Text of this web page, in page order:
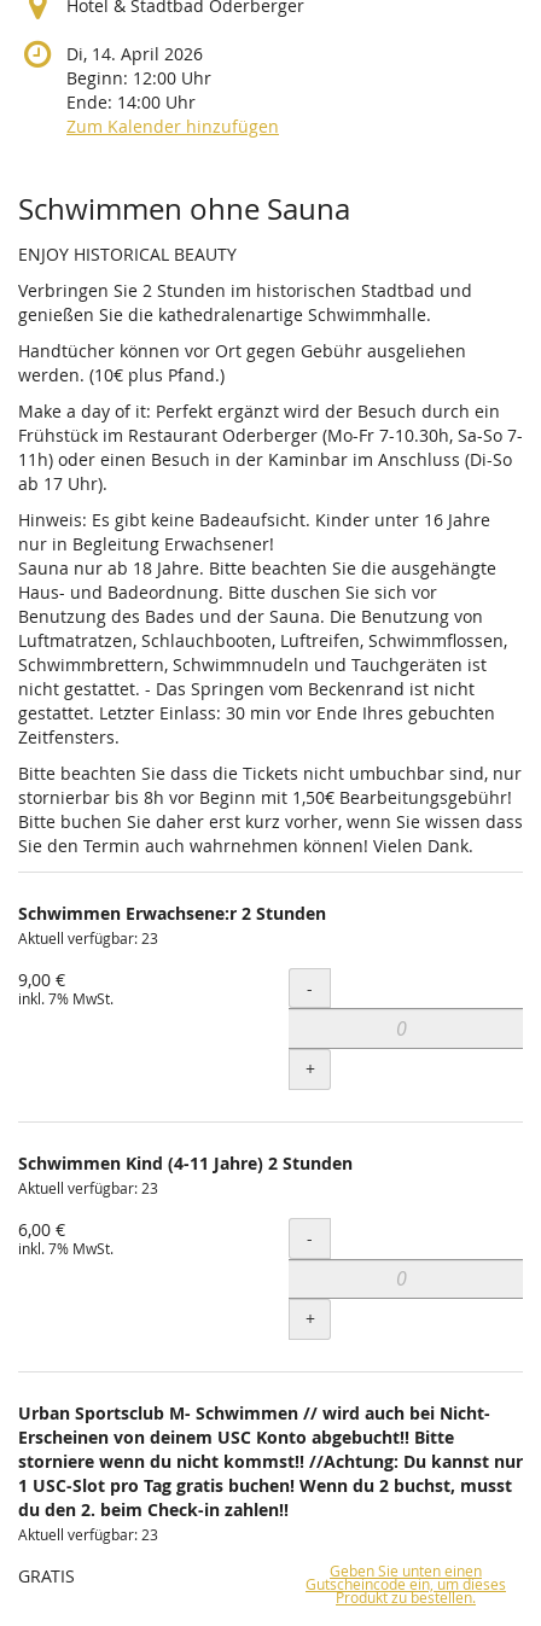
Hotel & Stadtbad Oderberger
Di, 14. April 2026
Beginn: 12:00 Uhr
Ende: 14:00 Uhr
Zum Kalender hinzufügen
Produkte
Schwimmen ohne Sauna
ENJOY HISTORICAL BEAUTY
Verbringen Sie 2 Stunden im historischen Stadtbad und
genießen Sie die kathedralenartige Schwimmhalle.
Handtücher können vor Ort gegen Gebühr ausgeliehen
werden. (10€ plus Pfand.)
Make a day of it: Perfekt ergänzt wird der Besuch durch ein
Frühstück im Restaurant Oderberger (Mo-Fr 7-10.30h, Sa-So 7-
11h) oder einen Besuch in der Kaminbar im Anschluss (Di-So
ab 17 Uhr).
Hinweis: Es gibt keine Badeaufsicht. Kinder unter 16 Jahre
nur in Begleitung Erwachsener!
Sauna nur ab 18 Jahre. Bitte beachten Sie die ausgehängte
Haus- und Badeordnung. Bitte duschen Sie sich vor
Benutzung des Bades und der Sauna. Die Benutzung von
Luftmatratzen, Schlauchbooten, Luftreifen, Schwimmflossen,
Schwimmbrettern, Schwimmnudeln und Tauchgeräten ist
nicht gestattet. - Das Springen vom Beckenrand ist nicht
gestattet. Letzter Einlass: 30 min vor Ende Ihres gebuchten
Zeitfensters.
Bitte beachten Sie dass die Tickets nicht umbuchbar sind, nur
stornierbar bis 8h vor Beginn mit 1,50€ Bearbeitungsgebühr!
Bitte buchen Sie daher erst kurz vorher, wenn Sie wissen dass
Sie den Termin auch wahrnehmen können! Vielen Dank.
Schwimmen Erwachsene:r 2 Stunden
Aktuell verfügbar: 23
9,00 €
inkl. 7% MwSt. Menge
-
+
Schwimmen Kind (4-11 Jahre) 2 Stunden
Aktuell verfügbar: 23
6,00 €
inkl. 7% MwSt. Menge
-
+
Urban Sportsclub M- Schwimmen // wird auch bei Nicht-
Erscheinen von deinem USC Konto abgebucht!! Bitte
storniere wenn du nicht kommst!! //Achtung: Du kannst nur
1 USC-Slot pro Tag gratis buchen! Wenn du 2 buchst, musst
du den 2. beim Check-in zahlen!!
Aktuell verfügbar: 23
GRATIS Geben Sie unten einen
Gutscheincode ein, um dieses
Produkt zu bestellen.